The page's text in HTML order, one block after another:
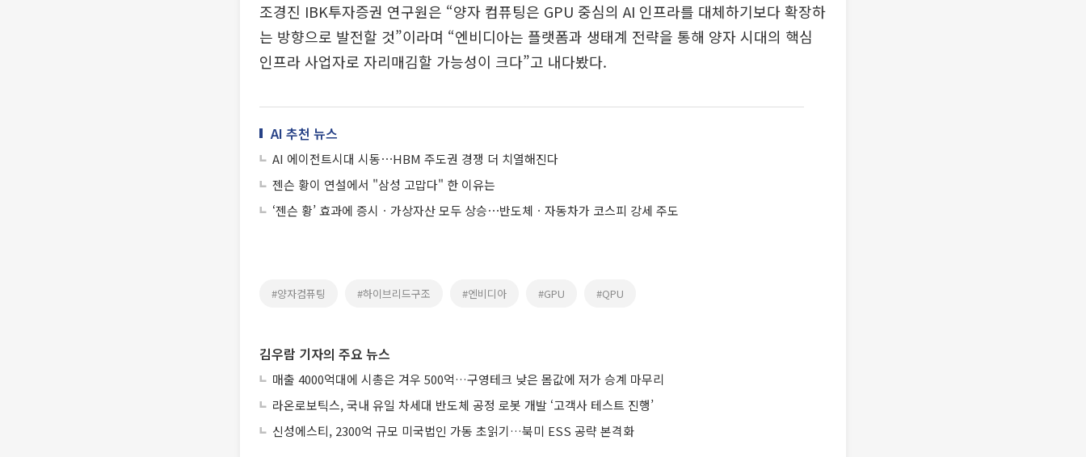
조경진 IBK투자증권 연구원은 “양자 컴퓨팅은 GPU 중심의 AI 인프라를 대체하기보다 확장하
는 방향으로 발전할 것”이라며 “엔비디아는 플랫폼과 생태계 전략을 통해 양자 시대의 핵심
인프라 사업자로 자리매김할 가능성이 크다”고 내다봤다.
AI 추천 뉴스
AI 에이전트시대 시동⋯HBM 주도권 경쟁 더 치열해진다
젠슨 황이 연설에서 "삼성 고맙다" 한 이유는
‘젠슨 황’ 효과에 증시ㆍ가상자산 모두 상승⋯반도체ㆍ자동차가 코스피 강세 주도
#양자컴퓨팅 #하이브리드구조 #엔비디아 #GPU #QPU
김우람 기자의 주요 뉴스
매출 4000억대에 시총은 겨우 500억…구영테크 낮은 몸값에 저가 승계 마무리
라온로보틱스, 국내 유일 차세대 반도체 공정 로봇 개발 ‘고객사 테스트 진행’
신성에스티, 2300억 규모 미국법인 가동 초읽기…북미 ESS 공략 본격화